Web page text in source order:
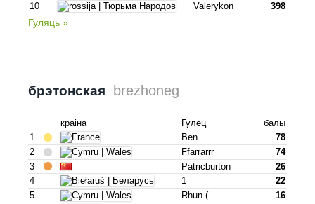
10
Valerykon 398
Гуляць »
брэтонская brezhoneg
краіна Гулец
балы
1
Ben
78
2
Ffarrarrr
74
3
Patricburton
26
4
1
22
5
Rhun (.
16